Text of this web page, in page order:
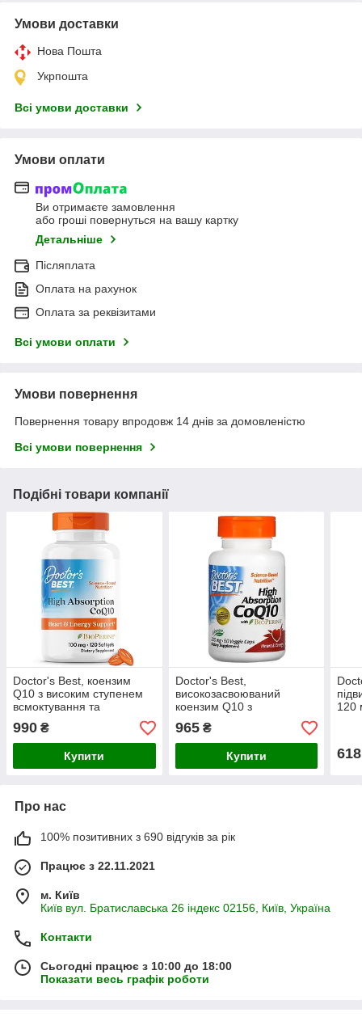
Умови доставки
Нова Пошта
Укрпошта
Всі умови доставки
Умови оплати
Ви отримаєте замовлення
або гроші повернуться на вашу картку
Детальніше
Післяплата
Оплата на рахунок
Оплата за реквізитами
Всі умови оплати
Умови повернення
Повернення товару впродовж 14 днів за домовленістю
Всі умови повернення
Подібні товари компанії
Doctor's Best, коензим
Q10 з високим ступенем
всмоктування та
BioPerine, 100 мг, 120
капсул
990 ₴
Купити
Doctor's Best,
високозасвоюваний
коензим Q10 з
біоперином, 200 мг, 60
рослинних капсул
965₴
Купити
120
618
Про нас
100% позитивних з 690 відгуків за рік
Працює з 22.11.2021
м. Київ
Київ вул. Братиславська 26 індекс 02156, Київ, Україна
Контакти
Сьогодні працює з 10:00 до 18:00
Показати весь графік роботи